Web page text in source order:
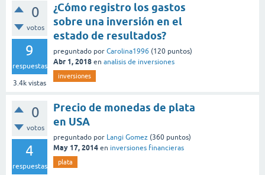
0
votos
9
respuestas
3.4k vistas
¿Cómo registro los gastos
sobre una inversión en el
estado de resultados?
preguntado por Carolina1996 (120 puntos)
Abr 1, 2018 en analisis de inversiones
inversiones
0
votos
4
respuestas
Precio de monedas de plata
en USA
preguntado por Langi Gomez (360 puntos)
May 17, 2014 en inversiones financieras
plata